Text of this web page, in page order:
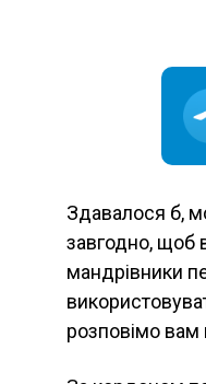
Здавалося б,
завгодно, щоб
мандрівники
розповімо вам